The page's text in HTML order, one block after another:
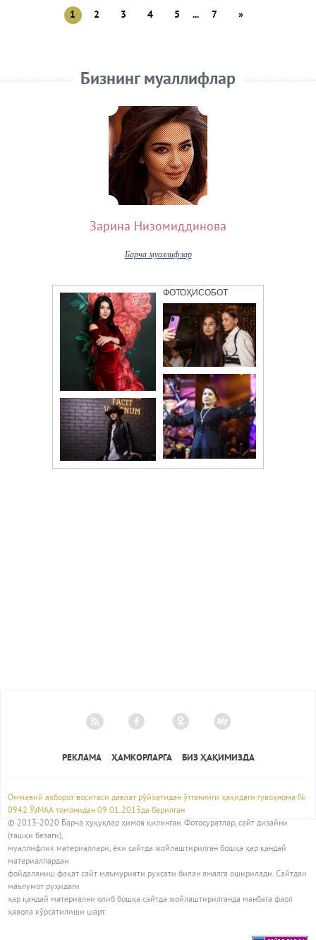
1 2 3 4 5 ... 7 »
Бизнинг муаллифлар
Зарина Низомиддинова
Барча муаллифлар
ФОТОҲИСОБОТ
РЕКЛАМА ҲАМКОРЛАРГА БИЗ ҲАҚИМИЗДА
Оммавий ахборот воситаси давлат рўйхатидан ўтганлиги ҳақидаги гувоҳнома №
0942 ЎзМАА томонидан 09.01.2013да берилган
© 2013-2020 Барча ҳуқуқлар ҳимоя қилинган. Фотосуратлар, сайт дизайни
(ташқи безаги),
муаллифлик материаллари, ёки сайтда жойлаштирилган бошқа ҳар қандай
материаллардан
фойдаланиш фақат сайт маъмурияти рухсати билан амалга оширилади. Сайтдан
маълумот руҳидаги
ҳар қандай материални олиб бошқа сайтда жойлаштирилганда манбага фаол
ҳавола кўрсатилиши шарт.